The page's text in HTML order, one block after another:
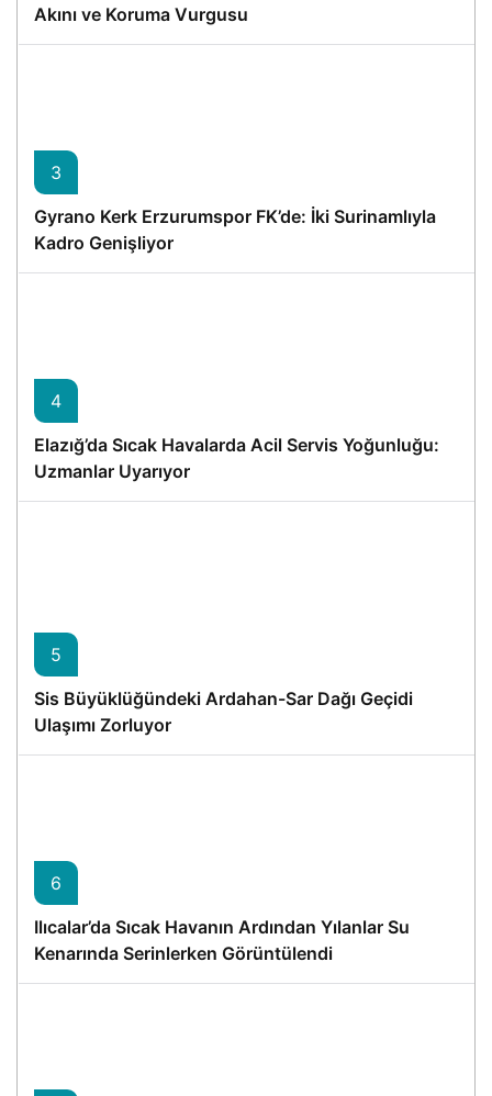
Akını ve Koruma Vurgusu
3
Gyrano Kerk Erzurumspor FK’de: İki Surinamlıyla
Kadro Genişliyor
4
Elazığ’da Sıcak Havalarda Acil Servis Yoğunluğu:
Uzmanlar Uyarıyor
5
Sis Büyüklüğündeki Ardahan-Sar Dağı Geçidi
Ulaşımı Zorluyor
6
Ilıcalar’da Sıcak Havanın Ardından Yılanlar Su
Kenarında Serinlerken Görüntülendi